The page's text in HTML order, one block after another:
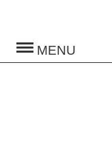
Toggle